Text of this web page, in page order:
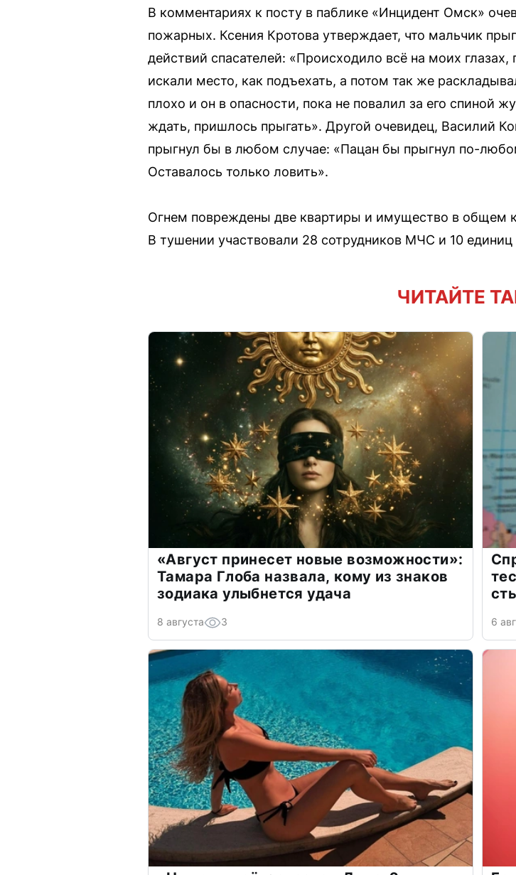
В комментариях к посту в паблике «Инцидент Омск»
пожарных. Ксения Кротова утверждает, что мальчик
действий спасателей: «Происходило всё на моих
искали место, как подъехать, а потом так же
плохо и он в опасности, пока не повалил за его спиной
ждать, пришлось прыгать». Другой очевидец, Василий
прыгнул бы в любом случае: «Пацан бы прыгнул по-
Оставалось только ловить».
Огнем повреждены две квартиры и имущество в общем
В тушении участвовали 28 сотрудников МЧС и 10
ЧИТАЙТЕ
«Август принесет новые возможности»:
Тамара Глоба назвала, кому из знаков
зодиака улыбнется удача
8 августа 3 6